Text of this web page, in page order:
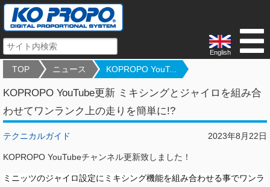
English
TOP ニュース KOPROPO YouT...
KOPROPO YouTube更新 ミキシングとジャイロを組み合
わせてワンランク上の走りを簡単に!?
2023年8月22日
テクニカルガイド
KOPROPO YouTubeチャンネル更新致しました！
ミニッツのジャイロ設定にミキシング機能を組み合わせる事でワンラ